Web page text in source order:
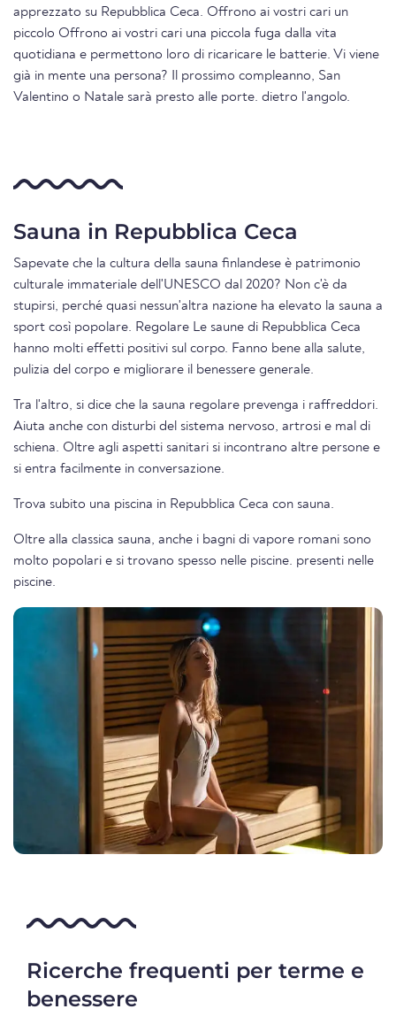
apprezzato su Repubblica Ceca. Offrono ai vostri cari un
piccolo Offrono ai vostri cari una piccola fuga dalla vita
quotidiana e permettono loro di ricaricare le batterie. Vi viene
già in mente una persona? Il prossimo compleanno, San
Valentino o Natale sarà presto alle porte. dietro l'angolo.
Sauna in Repubblica Ceca
Sapevate che la cultura della sauna finlandese è patrimonio
culturale immateriale dell'UNESCO dal 2020? Non c'è da
stupirsi, perché quasi nessun'altra nazione ha elevato la sauna a
sport così popolare. Regolare Le saune di Repubblica Ceca
hanno molti effetti positivi sul corpo. Fanno bene alla salute,
pulizia del corpo e migliorare il benessere generale.
Tra l'altro, si dice che la sauna regolare prevenga i raffreddori.
Aiuta anche con disturbi del sistema nervoso, artrosi e mal di
schiena. Oltre agli aspetti sanitari si incontrano altre persone e
si entra facilmente in conversazione.
Trova subito una piscina in Repubblica Ceca con sauna.
Oltre alla classica sauna, anche i bagni di vapore romani sono
molto popolari e si trovano spesso nelle piscine. presenti nelle
piscine.
Ricerche frequenti per terme e
benessere